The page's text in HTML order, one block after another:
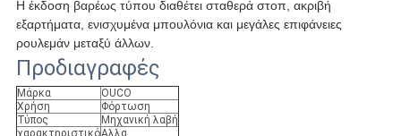
Η έκδοση βαρέως τύπου διαθέτει σταθερά στοπ, ακριβή
εξαρτήματα, ενισχυμένα μπουλόνια και μεγάλες επιφάνειες
ρουλεμάν μεταξύ άλλων.
Προδιαγραφές
Μάρκα
OUCO
Χρήση
Φόρτωση
Τύπος
Μηχανική λαβή